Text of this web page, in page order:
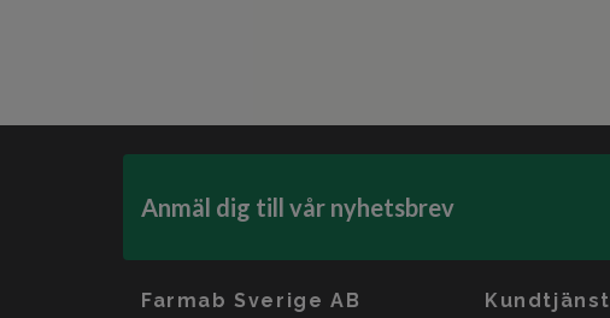
Anmäl dig till vår nyhetsbrev
Farmab Sverige AB Kundtjänst